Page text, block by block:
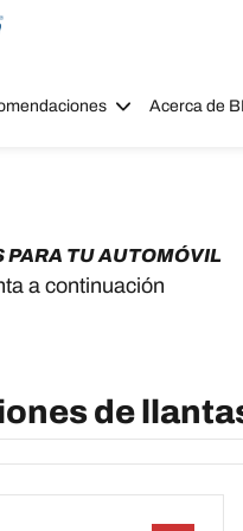
Acerca de
PARA TU AUTOMÓVIL
a continuación
de